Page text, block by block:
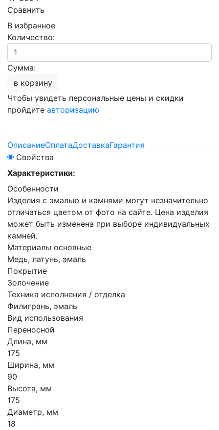
Сравнить
В избранное
Количество:
Сумма:
в корзину
Чтобы увидеть персональные цены и скидки
пройдите авторизацию
ОписаниеОплатаДоставкаГарантия
Свойства
Характеристики:
Особенности
Изделия с эмалью и камнями могут незначительно
отличаться цветом от фото на сайте. Цена изделия
может быть изменена при выборе индивидуальных
камней.
Материалы основные
Медь, латунь, эмаль
Покрытие
Золочение
Техника исполнения / отделка
Филигрань, эмаль
Вид использования
Переносной
Длина, мм
175
Ширина, мм
90
Высота, мм
175
Диаметр, мм
18